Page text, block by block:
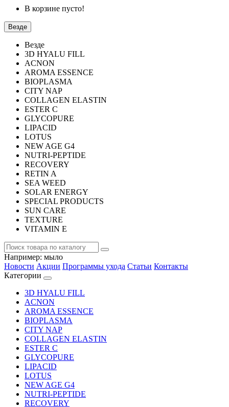
В корзине пусто!
Везде
Везде
3D HYALU FILL
ACNON
AROMA ESSENCE
BIOPLASMA
CITY NAP
COLLAGEN ELASTIN
ESTER C
GLYCOPURE
LIPACID
LOTUS
NEW AGE G4
NUTRI-PEPTIDE
RECOVERY
RETIN A
SEA WEED
SOLAR ENERGY
SPECIAL PRODUCTS
SUN CARE
TEXTURE
VITAMIN E
Например: мыло
Новости Акции Программы ухода Статьи Контакты
Категории
3D HYALU FILL
ACNON
AROMA ESSENCE
BIOPLASMA
CITY NAP
COLLAGEN ELASTIN
ESTER C
GLYCOPURE
LIPACID
LOTUS
NEW AGE G4
NUTRI-PEPTIDE
RECOVERY